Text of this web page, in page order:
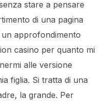
stare a pensare
di una pagina
approfondimento
casino per quanto mi
alle versione
figlia. Si tratta di una
la grande. Per